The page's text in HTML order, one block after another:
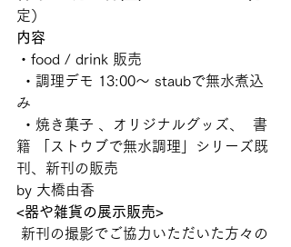
定）
内容
・food / drink 販売
み
籍 「ストウブで無水調理」シリーズ既
刊、新刊の販売
by 大橋由香
<器や雑貨の展示販売>
新刊の撮影でご協力いただいた方々の